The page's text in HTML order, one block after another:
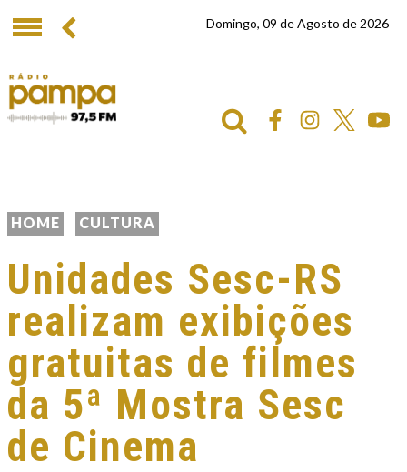
Domingo, 09 de Agosto de 2026
HOME CULTURA
Unidades Sesc-RS
realizam exibições
gratuitas de filmes
da 5ª Mostra Sesc
de Cinema